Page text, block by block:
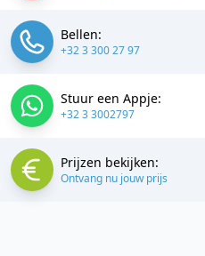
Bellen:
+32 3 300 27 97
Stuur een Appje:
+32 3 3002797
Prijzen bekijken:
Ontvang nu jouw prijs